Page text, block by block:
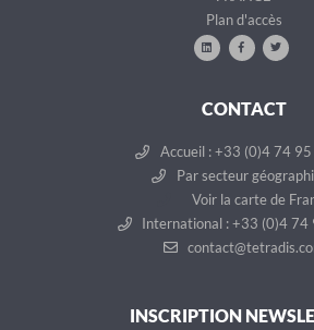
Plan d'accès
CONTACT
Accueil : +33 (0)4 74
Par secteur
Voir la carte de
International : +33 (0)4 74
INSCRIPTION